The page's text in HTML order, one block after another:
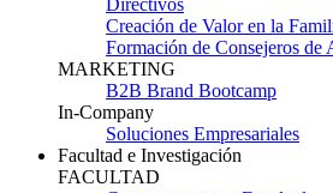
Directivos
Creación de Valor en la
Formación de Consejeros
MARKETING
B2B Brand Bootcamp
In-Company
Soluciones Empresariales
Facultad e Investigación
FACULTAD